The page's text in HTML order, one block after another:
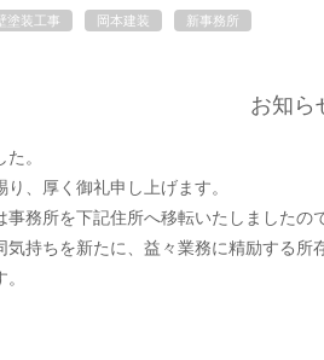
塗装工事 岡本建装 新事務所
お知ら
。
、厚く御礼申し上げます。
事務所を下記住所へ移転いたしましたの
気持ちを新たに、益々業務に精励する